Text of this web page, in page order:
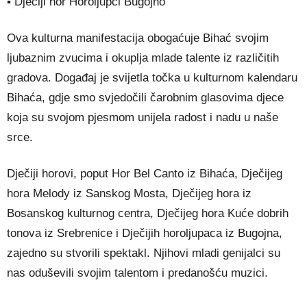
Ova kulturna manifestacija obogaćuje Bihać svojim
ljubaznim zvucima i okuplja mlade talente iz različitih
gradova. Događaj je svijetla točka u kulturnom kalendaru
Bihaća, gdje smo svjedočili čarobnim glasovima djece
koja su svojom pjesmom unijela radost i nadu u naše
srce.
Dječiji horovi, poput Hor Bel Canto iz Bihaća, Dječijeg
hora Melody iz Sanskog Mosta, Dječijeg hora iz
Bosanskog kulturnog centra, Dječijeg hora Kuće dobrih
tonova iz Srebrenice i Dječijih horoljupaca iz Bugojna,
zajedno su stvorili spektakl. Njihovi mladi genijalci su
nas oduševili svojim talentom i predanošću muzici.